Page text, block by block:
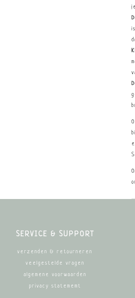
SERVICE & SUPPORT
verzenden & retourneren
veelgestelde vragen
algemene voorwaarden
privacy statememt